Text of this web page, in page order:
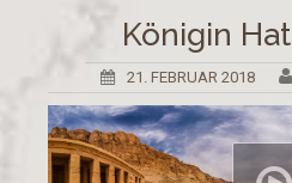
Königin
21. FEBRUAR 2018